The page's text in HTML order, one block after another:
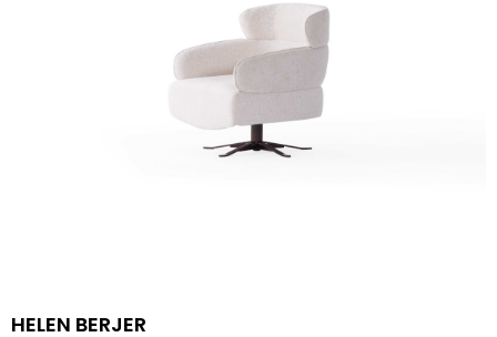
HELEN BERJER